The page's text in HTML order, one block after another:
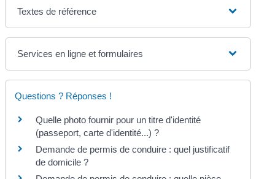
Textes de référence
Services en ligne et formulaires
Questions ? Réponses !
Quelle photo fournir pour un titre d'identité
(passeport, carte d'identité...) ?
Demande de permis de conduire : quel justificatif
de domicile ?